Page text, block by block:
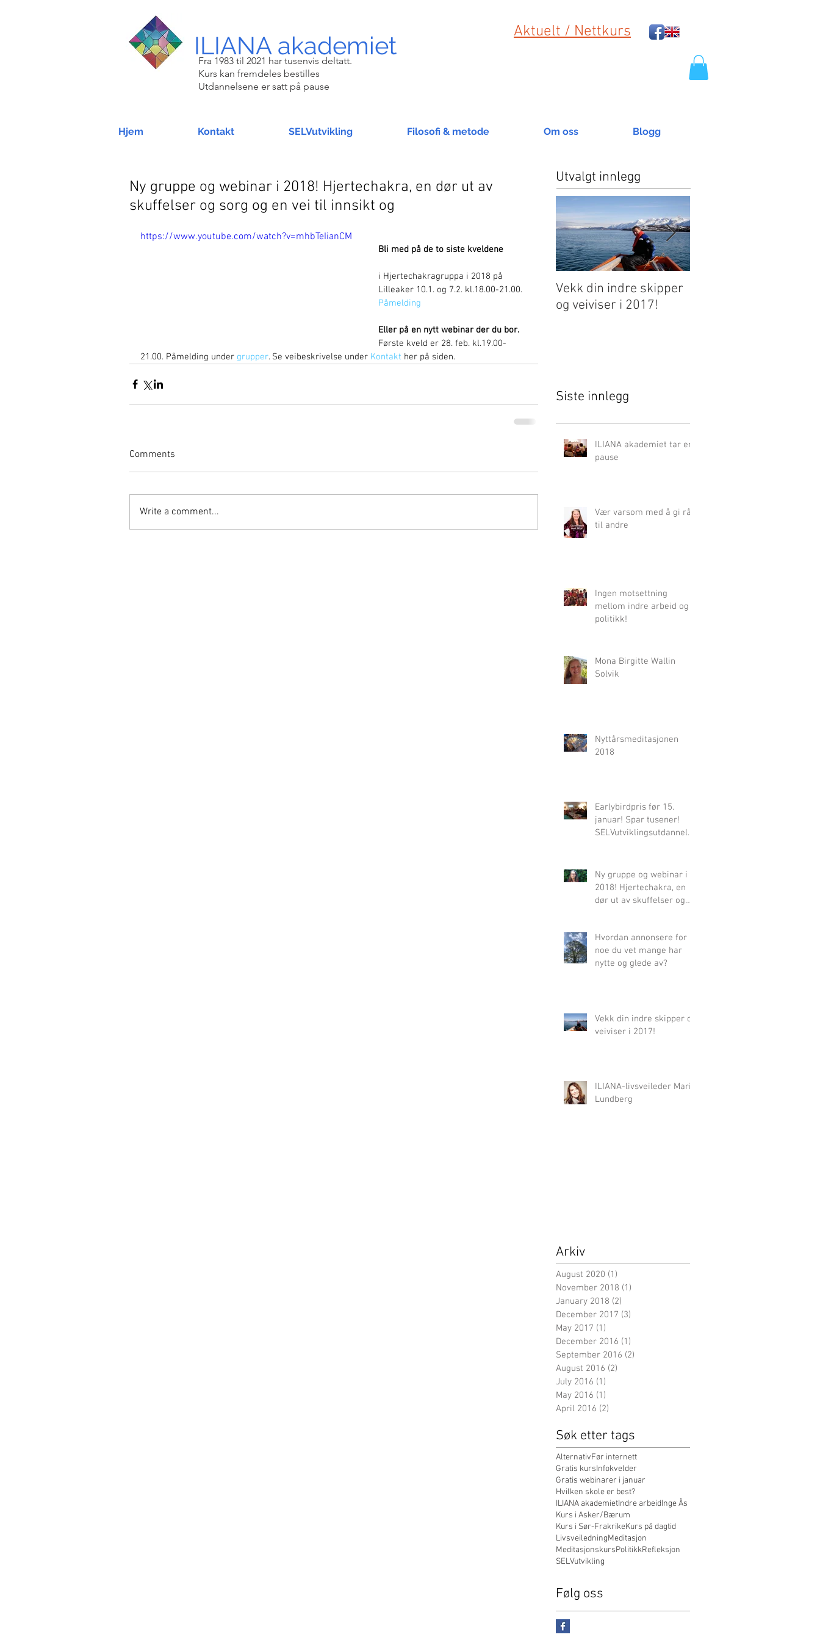
ILIANA akademiet
Fra 1983 til 2021 har tusenvis deltatt.
Kurs kan fremdeles bestilles
Utdannelsene er satt på pause
Aktuelt / Nettkurs
Hjem Kontakt SELVutvikling Filosofi & metode Om oss Blogg
Ny gruppe og webinar i 2018! Hjertechakra, en dør ut av
skuffelser og sorg og en vei til innsikt og
https://www.youtube.com/watch?v=mhbTeIianCM
Bli med på de to siste kveldene
i Hjertechakragruppa i 2018 på
Lilleaker 10.1. og 7.2. kl.18.00-21.00.
Påmelding
Eller på en nytt webinar der du bor.
Første kveld er 28. feb. kl.19.00-
21.00. Påmelding under grupper. Se veibeskrivelse under Kontakt her på siden.
Comments
Write a comment...
Utvalgt innlegg
Vekk din indre skipper
og veiviser i 2017!
Siste innlegg
ILIANA akademiet tar en
pause
Vær varsom med å gi råd
til andre
Ingen motsettning
mellom indre arbeid og
politikk!
Mona Birgitte Wallin
Solvik
Nyttårsmeditasjonen
2018
Earlybirdpris før 15.
januar! Spar tusener!
SELVutviklingsutdannelse
Ny gruppe og webinar i
2018! Hjertechakra, en
dør ut av skuffelser og
Hvordan annonsere for
noe du vet mange har
nytte og glede av?
Vekk din indre skipper og
veiviser i 2017!
ILIANA-livsveileder Maria
Lundberg
Arkiv
August 2020 (1)
November 2018 (1)
January 2018 (2)
December 2017 (3)
May 2017 (1)
December 2016 (1)
September 2016 (2)
August 2016 (2)
July 2016 (1)
May 2016 (1)
April 2016 (2)
Søk etter tags
AlternativFør internett
Gratis kursInfokvelder
Gratis webinarer i januar
Hvilken skole er best?
ILIANA akademietIndre arbeidInge Ås
Kurs i Asker/Bærum
Kurs i Sør-FrakrikeKurs på dagtid
LivsveiledningMeditasjon
MeditasjonskursPolitikkRefleksjon
SELVutvikling
Følg oss